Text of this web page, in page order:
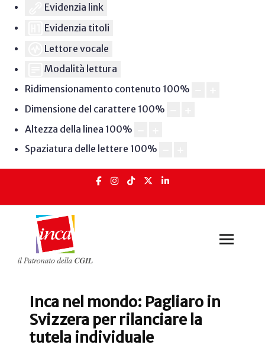
Evidenzia link
Evidenzia titoli
Lettore vocale
Modalità lettura
Ridimensionamento contenuto 100%
Dimensione del carattere 100%
Altezza della linea 100%
Spaziatura delle lettere 100%
Inca nel mondo: Pagliaro in
Svizzera per rilanciare la
tutela individuale